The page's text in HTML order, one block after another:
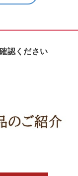
認ください